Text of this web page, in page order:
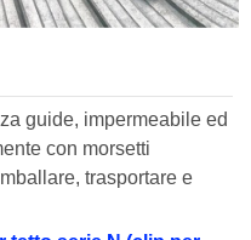
guide, impermeabile ed
con morsetti
trasportare e